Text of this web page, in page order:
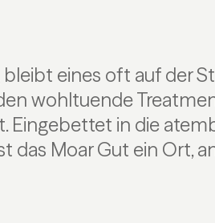
eines oft auf der
wohltuende
Eingebettet in die
das Moar Gut ein Ort,